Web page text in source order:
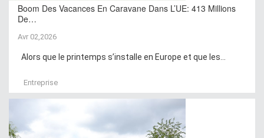
Boom Des Vacances En Caravane Dans L’UE: 413 Millions
De…
Avr 02,2026
Alors que le printemps s’installe en Europe et que les...
Entreprise